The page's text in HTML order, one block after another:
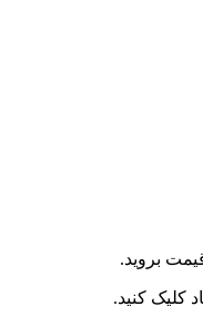
بروید.
کلیک کنید.